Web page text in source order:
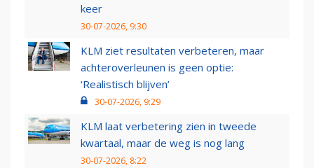
keer
30-07-2026, 9:30
KLM ziet resultaten verbeteren, maar
achteroverleunen is geen optie:
‘Realistisch blijven’
30-07-2026, 9:29
KLM laat verbetering zien in tweede
kwartaal, maar de weg is nog lang
30-07-2026, 8:22